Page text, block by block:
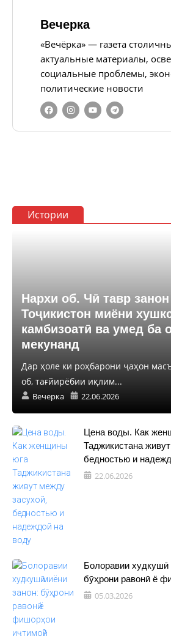
Вечерка
«Вечёрка» — газета
актуальные материалы,
социальные проблемы,
политические новости
Истории
Нархи об. Чӣ тавр
Тоҷикистон миёни
камбизоатӣ ва умед ба
мекунанд
Дар ҳоле ки роҳбарони ҷаҳон
об, тағйирёбии иқлим...
Вечерка 22.06.2026
Цена воды. Как
Таджикистана
бедностью и
22.06.2026
Болоравии худкушӣ
бӯҳрони равонӣ ё
05.03.2026